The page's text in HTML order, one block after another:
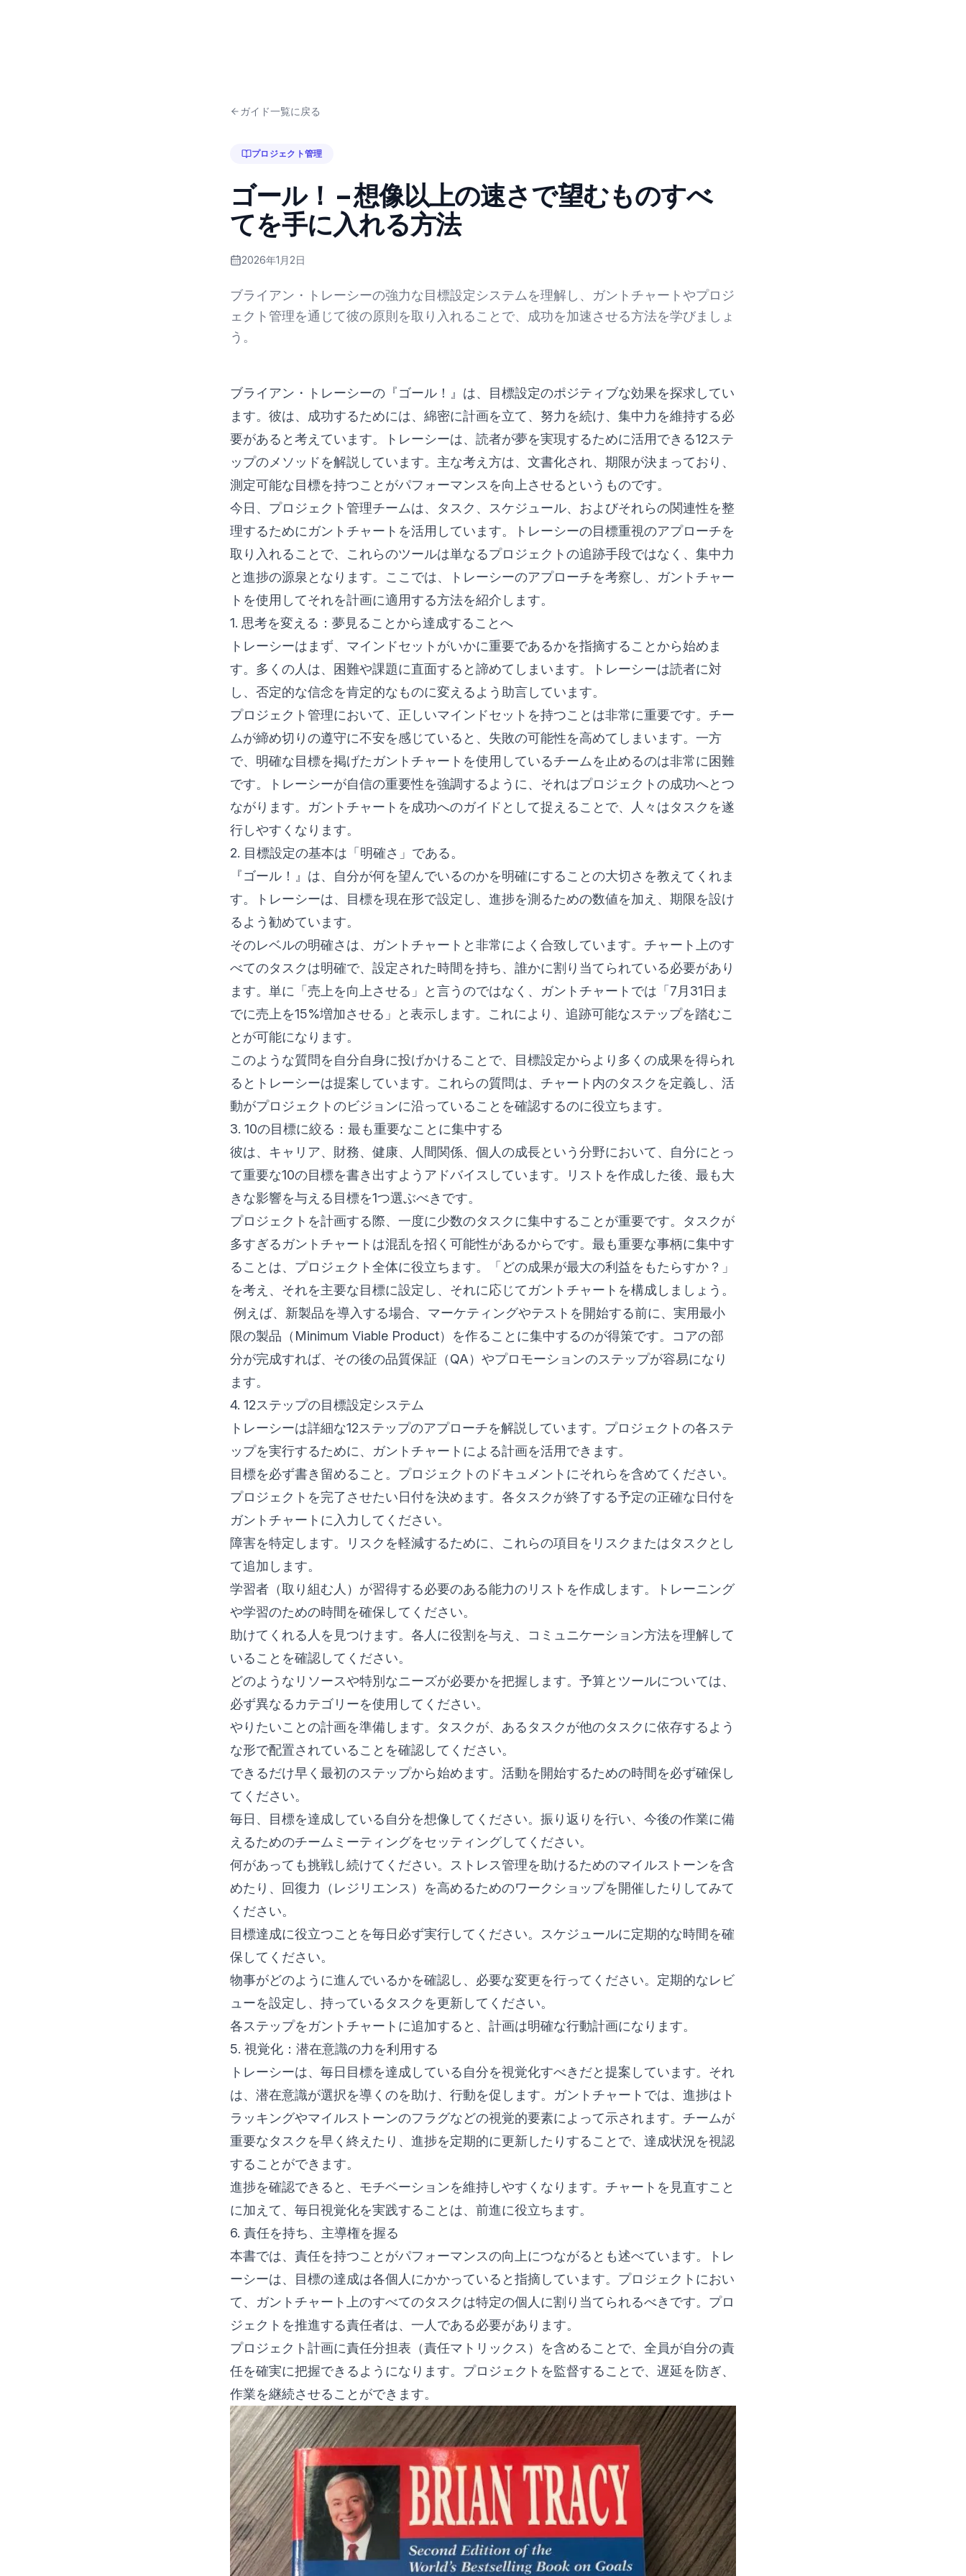
ガイド一覧に戻る
プロジェクト管理
ゴール！ – 想像以上の速さで望むものすべ
てを手に入れる方法
2026年1月2日
ブライアン・トレーシーの強力な目標設定システムを理解し、ガントチャートやプロジ
ェクト管理を通じて彼の原則を取り入れることで、成功を加速させる方法を学びましょ
う。
ブライアン・トレーシーの『ゴール！』は、目標設定のポジティブな効果を探求してい
ます。彼は、成功するためには、綿密に計画を立て、努力を続け、集中力を維持する必
要があると考えています。トレーシーは、読者が夢を実現するために活用できる12ステ
ップのメソッドを解説しています。主な考え方は、文書化され、期限が決まっており、
測定可能な目標を持つことがパフォーマンスを向上させるというものです。
今日、プロジェクト管理チームは、タスク、スケジュール、およびそれらの関連性を整
理するためにガントチャートを活用しています。トレーシーの目標重視のアプローチを
取り入れることで、これらのツールは単なるプロジェクトの追跡手段ではなく、集中力
と進捗の源泉となります。ここでは、トレーシーのアプローチを考察し、ガントチャー
トを使用してそれを計画に適用する方法を紹介します。
1. 思考を変える：夢見ることから達成することへ
トレーシーはまず、マインドセットがいかに重要であるかを指摘することから始めま
す。多くの人は、困難や課題に直面すると諦めてしまいます。トレーシーは読者に対
し、否定的な信念を肯定的なものに変えるよう助言しています。
プロジェクト管理において、正しいマインドセットを持つことは非常に重要です。チー
ムが締め切りの遵守に不安を感じていると、失敗の可能性を高めてしまいます。一方
で、明確な目標を掲げたガントチャートを使用しているチームを止めるのは非常に困難
です。トレーシーが自信の重要性を強調するように、それはプロジェクトの成功へとつ
ながります。ガントチャートを成功へのガイドとして捉えることで、人々はタスクを遂
行しやすくなります。
2. 目標設定の基本は「明確さ」である。
『ゴール！』は、自分が何を望んでいるのかを明確にすることの大切さを教えてくれま
す。トレーシーは、目標を現在形で設定し、進捗を測るための数値を加え、期限を設け
るよう勧めています。
そのレベルの明確さは、ガントチャートと非常によく合致しています。チャート上のす
べてのタスクは明確で、設定された時間を持ち、誰かに割り当てられている必要があり
ます。単に「売上を向上させる」と言うのではなく、ガントチャートでは「7月31日ま
でに売上を15%増加させる」と表示します。これにより、追跡可能なステップを踏むこ
とが可能になります。
このような質問を自分自身に投げかけることで、目標設定からより多くの成果を得られ
るとトレーシーは提案しています。これらの質問は、チャート内のタスクを定義し、活
動がプロジェクトのビジョンに沿っていることを確認するのに役立ちます。
3. 10の目標に絞る：最も重要なことに集中する
彼は、キャリア、財務、健康、人間関係、個人の成長という分野において、自分にとっ
て重要な10の目標を書き出すようアドバイスしています。リストを作成した後、最も大
きな影響を与える目標を1つ選ぶべきです。
プロジェクトを計画する際、一度に少数のタスクに集中することが重要です。タスクが
多すぎるガントチャートは混乱を招く可能性があるからです。最も重要な事柄に集中す
ることは、プロジェクト全体に役立ちます。「どの成果が最大の利益をもたらすか？」
を考え、それを主要な目標に設定し、それに応じてガントチャートを構成しましょう。
例えば、新製品を導入する場合、マーケティングやテストを開始する前に、実用最小
限の製品（Minimum Viable Product）を作ることに集中するのが得策です。コアの部
分が完成すれば、その後の品質保証（QA）やプロモーションのステップが容易になり
ます。
4. 12ステップの目標設定システム
トレーシーは詳細な12ステップのアプローチを解説しています。プロジェクトの各ステ
ップを実行するために、ガントチャートによる計画を活用できます。
目標を必ず書き留めること。プロジェクトのドキュメントにそれらを含めてください。
プロジェクトを完了させたい日付を決めます。各タスクが終了する予定の正確な日付を
ガントチャートに入力してください。
障害を特定します。リスクを軽減するために、これらの項目をリスクまたはタスクとし
て追加します。
学習者（取り組む人）が習得する必要のある能力のリストを作成します。トレーニング
や学習のための時間を確保してください。
助けてくれる人を見つけます。各人に役割を与え、コミュニケーション方法を理解して
いることを確認してください。
どのようなリソースや特別なニーズが必要かを把握します。予算とツールについては、
必ず異なるカテゴリーを使用してください。
やりたいことの計画を準備します。タスクが、あるタスクが他のタスクに依存するよう
な形で配置されていることを確認してください。
できるだけ早く最初のステップから始めます。活動を開始するための時間を必ず確保し
てください。
毎日、目標を達成している自分を想像してください。振り返りを行い、今後の作業に備
えるためのチームミーティングをセッティングしてください。
何があっても挑戦し続けてください。ストレス管理を助けるためのマイルストーンを含
めたり、回復力（レジリエンス）を高めるためのワークショップを開催したりしてみて
ください。
目標達成に役立つことを毎日必ず実行してください。スケジュールに定期的な時間を確
保してください。
物事がどのように進んでいるかを確認し、必要な変更を行ってください。定期的なレビ
ューを設定し、持っているタスクを更新してください。
各ステップをガントチャートに追加すると、計画は明確な行動計画になります。
5. 視覚化：潜在意識の力を利用する
トレーシーは、毎日目標を達成している自分を視覚化すべきだと提案しています。それ
は、潜在意識が選択を導くのを助け、行動を促します。ガントチャートでは、進捗はト
ラッキングやマイルストーンのフラグなどの視覚的要素によって示されます。チームが
重要なタスクを早く終えたり、進捗を定期的に更新したりすることで、達成状況を視認
することができます。
進捗を確認できると、モチベーションを維持しやすくなります。チャートを見直すこと
に加えて、毎日視覚化を実践することは、前進に役立ちます。
6. 責任を持ち、主導権を握る
本書では、責任を持つことがパフォーマンスの向上につながるとも述べています。トレ
ーシーは、目標の達成は各個人にかかっていると指摘しています。プロジェクトにおい
て、ガントチャート上のすべてのタスクは特定の個人に割り当てられるべきです。プロ
ジェクトを推進する責任者は、一人である必要があります。
プロジェクト計画に責任分担表（責任マトリックス）を含めることで、全員が自分の責
任を確実に把握できるようになります。プロジェクトを監督することで、遅延を防ぎ、
作業を継続させることができます。